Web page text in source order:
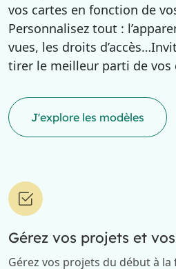
vos cartes en fonction de
Personnalisez tout :
vues, les droits
tirer le meilleur parti de vos
J'explore les modèles
Gérez vos projets et
Gérez vos projets du début à